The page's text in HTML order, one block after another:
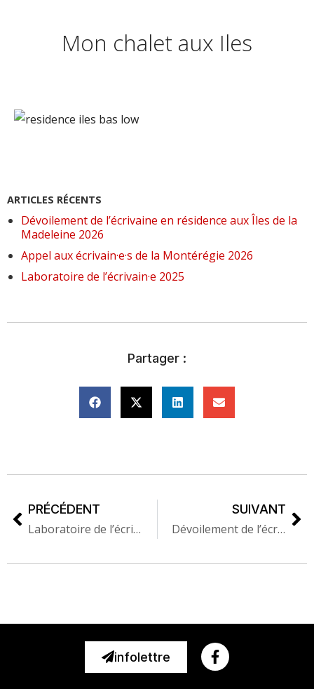
Mon chalet aux Iles
ARTICLES RÉCENTS
Dévoilement de l’écrivaine en résidence aux Îles de la
Madeleine 2026
Appel aux écrivain·e·s de la Montérégie 2026
Laboratoire de l’écrivain·e 2025
Partager :
PRÉCÉDENT
Laboratoire de l’écrivain·e 2025
SUIVANT
Dévoilement de l’écrivaine en résidence aux Îles de la Madeleine 2026
infolettre